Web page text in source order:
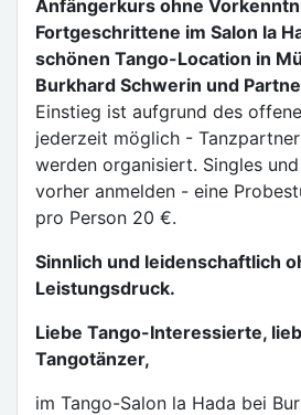
Anfängerkurs ohne
Fortgeschrittene im Salon la
schönen Tango-Location in
Burkhard Schwerin und
Einstieg ist aufgrund des
jederzeit möglich -
werden organisiert. Singles
vorher anmelden - eine
pro Person 20 €.
Sinnlich und leidenschaftlich
Leistungsdruck.
Liebe Tango-Interessierte,
Tangotänzer,
im Tango-Salon la Hada bei